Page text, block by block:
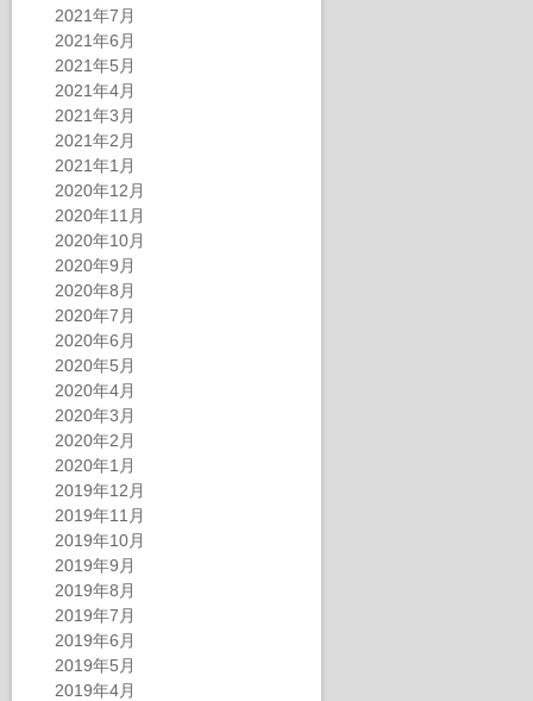
2021年7月
2021年6月
2021年5月
2021年4月
2021年3月
2021年2月
2021年1月
2020年12月
2020年11月
2020年10月
2020年9月
2020年8月
2020年7月
2020年6月
2020年5月
2020年4月
2020年3月
2020年2月
2020年1月
2019年12月
2019年11月
2019年10月
2019年9月
2019年8月
2019年7月
2019年6月
2019年5月
2019年4月